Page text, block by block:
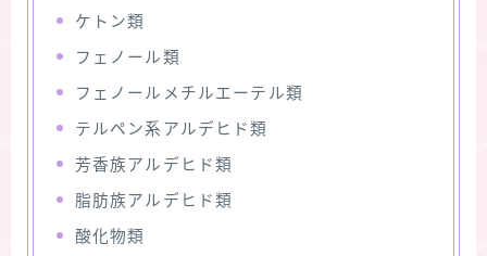
ケトン類
フェノール類
フェノールメチルエーテル類
テルペン系アルデヒド類
芳香族アルデヒド類
脂肪族アルデヒド類
酸化物類